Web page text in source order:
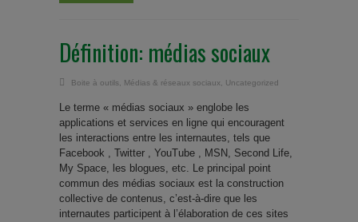
Définition: médias sociaux
Boite à outils Médias & réseaux sociaux Uncategorized
Le terme « médias sociaux » englobe les
applications et services en ligne qui encouragent
les interactions entre les internautes, tels que
Facebook , Twitter , YouTube , MSN, Second Life,
My Space, les blogues, etc. Le principal point
commun des médias sociaux est la construction
collective de contenus, c’est-à-dire que les
internautes participent à l’élaboration de ces sites